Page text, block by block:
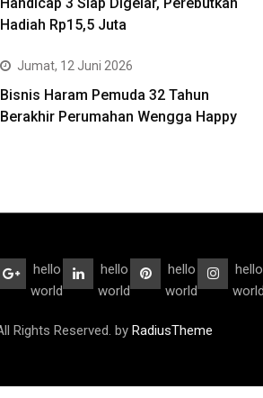
Hadiah Rp15,5 Juta
Jumat, 12 Juni 2026
Bisnis Haram Pemuda 32 Tahun
Berakhir Perumahan Wengga Happy
hello
world
hello
world
hello
world
hello
Rights Reserved. by RadiusTheme